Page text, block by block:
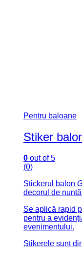
Pentru baloane
Stiker
0 out of 5
(0)
Stickerul balon
decorul de
Se aplică rapid
pentru a
evenimentului.
Stikerele sunt